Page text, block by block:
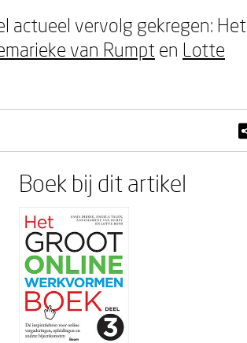
actueel vervolg gekregen: Het
van Rumpt en Lotte
Boek bij dit artikel